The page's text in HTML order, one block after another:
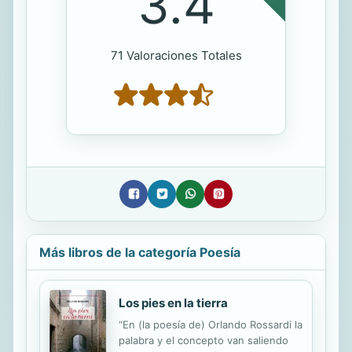
71 Valoraciones Totales
Más libros de la categoría Poesía
Los pies en la tierra
“En (la poesía de) Orlando Rossardi la
palabra y el concepto van saliendo